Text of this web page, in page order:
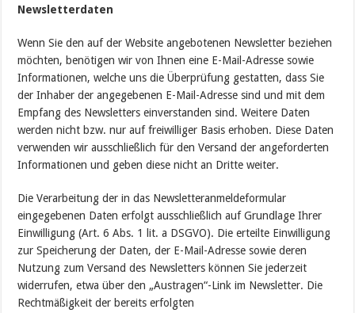
Newsletterdaten
Wenn Sie den auf der Website angebotenen Newsletter beziehen
möchten, benötigen wir von Ihnen eine E-Mail-Adresse sowie
Informationen, welche uns die Überprüfung gestatten, dass Sie
der Inhaber der angegebenen E-Mail-Adresse sind und mit dem
Empfang des Newsletters einverstanden sind. Weitere Daten
werden nicht bzw. nur auf freiwilliger Basis erhoben. Diese Daten
verwenden wir ausschließlich für den Versand der angeforderten
Informationen und geben diese nicht an Dritte weiter.
Die Verarbeitung der in das Newsletteranmeldeformular
eingegebenen Daten erfolgt ausschließlich auf Grundlage Ihrer
Einwilligung (Art. 6 Abs. 1 lit. a DSGVO). Die erteilte Einwilligung
zur Speicherung der Daten, der E-Mail-Adresse sowie deren
Nutzung zum Versand des Newsletters können Sie jederzeit
widerrufen, etwa über den „Austragen“-Link im Newsletter. Die
Rechtmäßigkeit der bereits erfolgten